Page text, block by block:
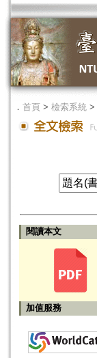
． 首頁 > 檢索系統 >
閱讀本文
加值服務